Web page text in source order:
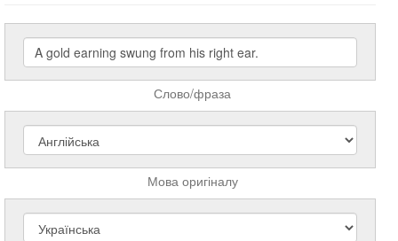
Слово/фраза
Мова оригіналу